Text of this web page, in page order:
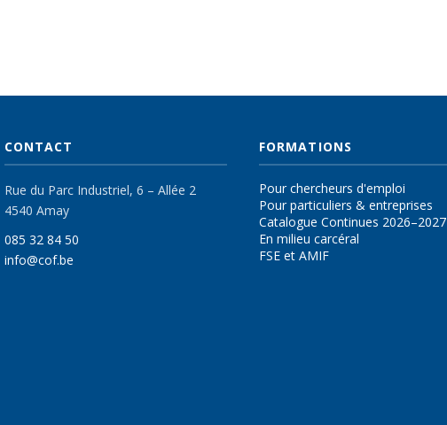
CONTACT
Rue du Parc Industriel, 6 – Allée 2
4540 Amay
085 32 84 50
info@cof.be
FORMATIONS
Pour chercheurs d'emploi
Pour particuliers & entreprises
Catalogue Continues 2026–2027
En milieu carcéral
FSE et AMIF